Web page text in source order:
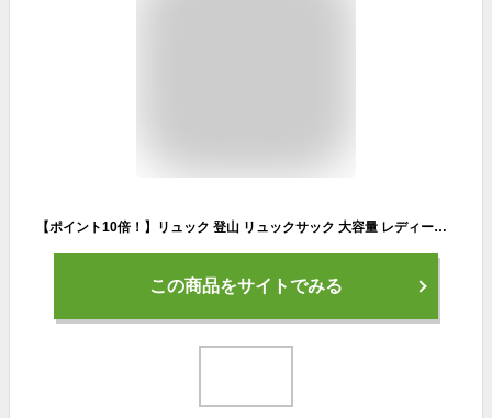
【ポイント10倍！】リュック 登山 リュックサック 大容量 レディース 軽量 メンズ 男女兼用 韓国 通勤 A4 PC 通学 40代 50代 おしゃれ 防
この商品をサイトでみる